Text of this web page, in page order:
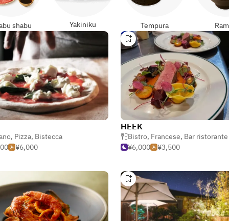
shabu Yakiniku Tempura
, Pizza, Bistecca
¥6,000
HEEK
Bistro, Francese, Bar ristorante &
¥6,000
¥3,500